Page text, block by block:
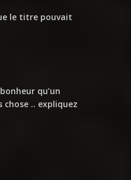
le titre pouvait
qu’un
.. expliquez